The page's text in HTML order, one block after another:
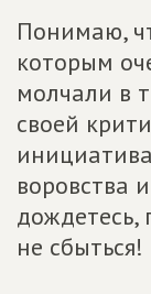
Понимаю,
которым
молчали в
своей
воровства
не сбыться!